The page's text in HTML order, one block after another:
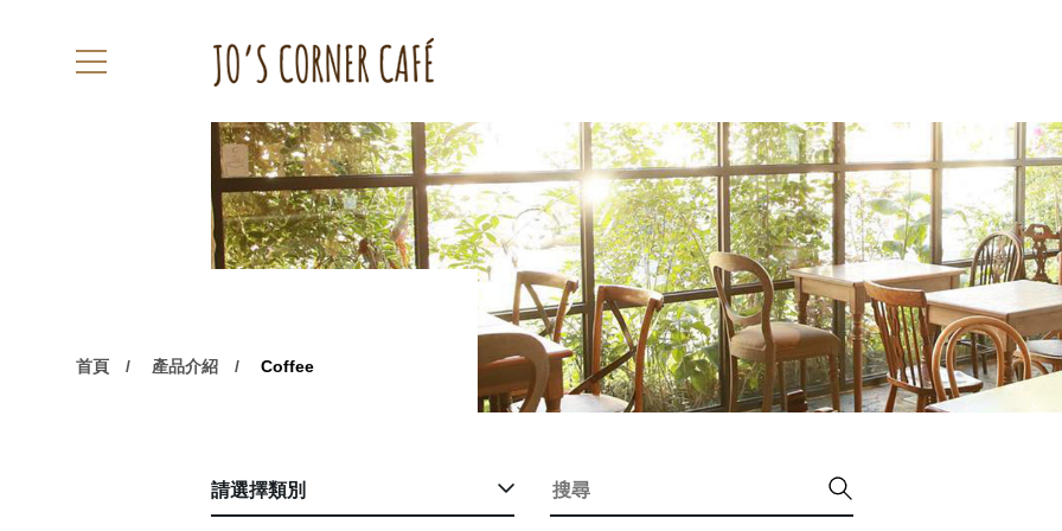
首頁 產品介紹 Coffee
請選擇類別